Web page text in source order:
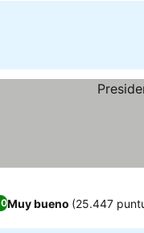
Muy bueno (25.447